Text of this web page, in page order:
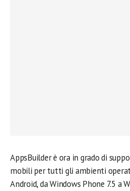
AppsBuilder è ora in grado di
mobili per tutti gli ambienti
Android, da Windows Phone 7.5 a